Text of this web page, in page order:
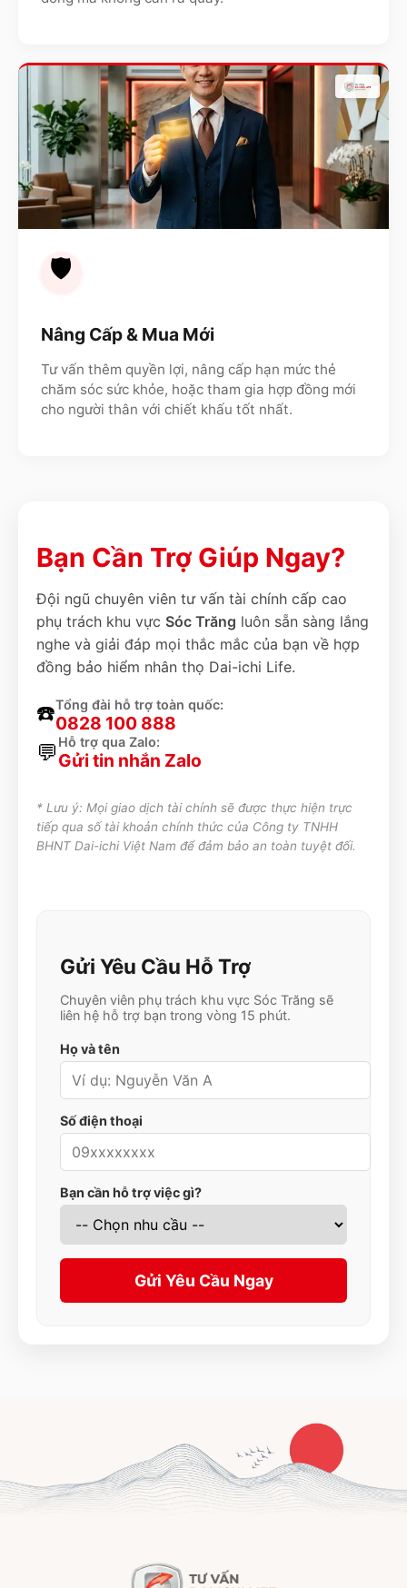
🛡️
Nâng Cấp & Mua Mới
Tư vấn thêm quyền lợi, nâng cấp hạn mức thẻ
chăm sóc sức khỏe, hoặc tham gia hợp đồng mới
cho người thân với chiết khấu tốt nhất.
Bạn Cần Trợ Giúp Ngay?
Đội ngũ chuyên viên tư vấn tài chính cấp cao
phụ trách khu vực Sóc Trăng luôn sẵn sàng lắng
nghe và giải đáp mọi thắc mắc của bạn về hợp
đồng bảo hiểm nhân thọ Dai-ichi Life.
☎️Tổng đài hỗ trợ toàn quốc:
0828 100 888
💬 Hỗ trợ qua Zalo:
Gửi tin nhắn Zalo
* Lưu ý: Mọi giao dịch tài chính sẽ được thực hiện trực
tiếp qua số tài khoản chính thức của Công ty TNHH
BHNT Dai-ichi Việt Nam để đảm bảo an toàn tuyệt đối.
Gửi Yêu Cầu Hỗ Trợ
Chuyên viên phụ trách khu vực Sóc Trăng sẽ
liên hệ hỗ trợ bạn trong vòng 15 phút.
Họ và tên
Số điện thoại
Bạn cần hỗ trợ việc gì?
Gửi Yêu Cầu Ngay